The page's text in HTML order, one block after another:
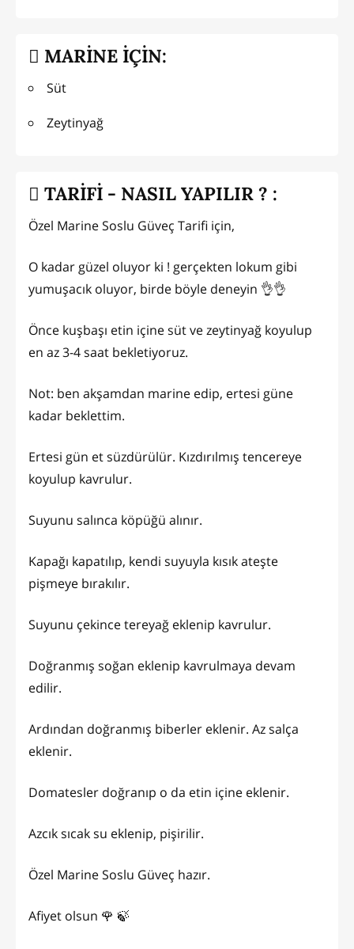
MARİNE İÇİN:
Süt
Zeytinyağ
TARİFİ - NASIL YAPILIR ? :
Özel Marine Soslu Güveç Tarifi için,
O kadar güzel oluyor ki ! gerçekten lokum gibi
yumuşacık oluyor, birde böyle deneyin 👌👌
Önce kuşbaşı etin içine süt ve zeytinyağ koyulup
en az 3-4 saat bekletiyoruz.
Not: ben akşamdan marine edip, ertesi güne
kadar beklettim.
Ertesi gün et süzdürülür. Kızdırılmış tencereye
koyulup kavrulur.
Suyunu salınca köpüğü alınır.
Kapağı kapatılıp, kendi suyuyla kısık ateşte
pişmeye bırakılır.
Suyunu çekince tereyağ eklenip kavrulur.
Doğranmış soğan eklenip kavrulmaya devam
edilir.
Ardından doğranmış biberler eklenir. Az salça
eklenir.
Domatesler doğranıp o da etin içine eklenir.
Azcık sıcak su eklenip, pişirilir.
Özel Marine Soslu Güveç hazır.
Afiyet olsun 🌹 🍃